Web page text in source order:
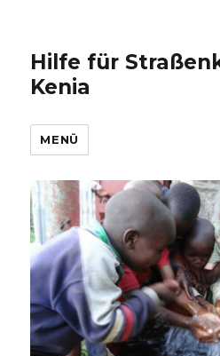
Hilfe für
Kenia
MENÜ